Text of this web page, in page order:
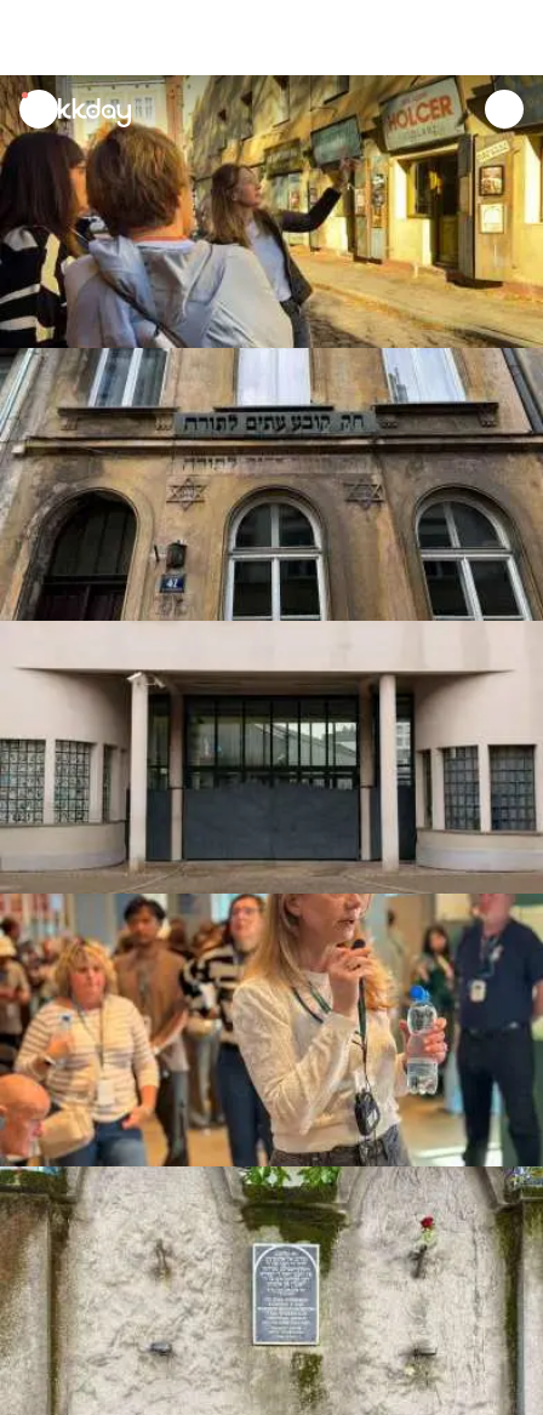
unread
notifications